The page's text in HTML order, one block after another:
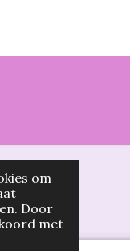
om
Door
met